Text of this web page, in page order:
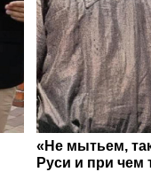
«Не мытьем,
Руси и при чем